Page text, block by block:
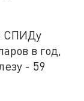
СПИДу
в год,
- 59